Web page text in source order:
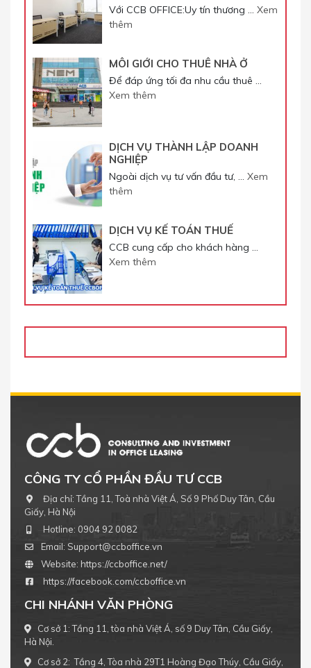
Với CCB OFFICE:Uy tín thương … Xem
thêm
MÔI GIỚI CHO THUÊ NHÀ Ở
Để đáp ứng tối đa nhu cầu thuê …
Xem thêm
DỊCH VỤ THÀNH LẬP DOANH
NGHIỆP
Ngoài dịch vụ tư vấn đầu tư, … Xem
thêm
DỊCH VỤ KẾ TOÁN THUẾ
CCB cung cấp cho khách hàng …
Xem thêm
CÔNG TY CỔ PHẦN ĐẦU TƯ CCB
Địa chỉ:Tầng 11, Toà nhà Việt Á, Số 9 Phố Duy Tân, Cầu
Giấy, Hà Nội
Hotline: 0904 92 0082
Email: Support@ccboffice.vn
Website: https://ccboffice.net/
https://facebook.com/ccboffice.vn
CHI NHÁNH VĂN PHÒNG
Cơ sở 1: Tầng 11, tòa nhà Việt Á, số 9 Duy Tân, Cầu Giấy,
Hà Nội.
Cơ sở 2: Tầng 4, Tòa nhà 29T1 Hoàng Đạo Thúy, Cầu Giấy,